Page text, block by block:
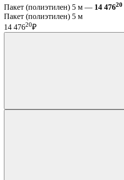
Пакет (полиэтилен) 5 м — 14 47620
Пакет (полиэтилен) 5 м
14 47620₽